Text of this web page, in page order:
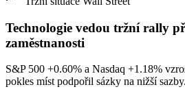
Technologie vedou tržní rally
zaměstnanosti
S&P 500 +0.60% a Nasdaq +1.18%
pokles míst podpořil sázky na nižší sazby.